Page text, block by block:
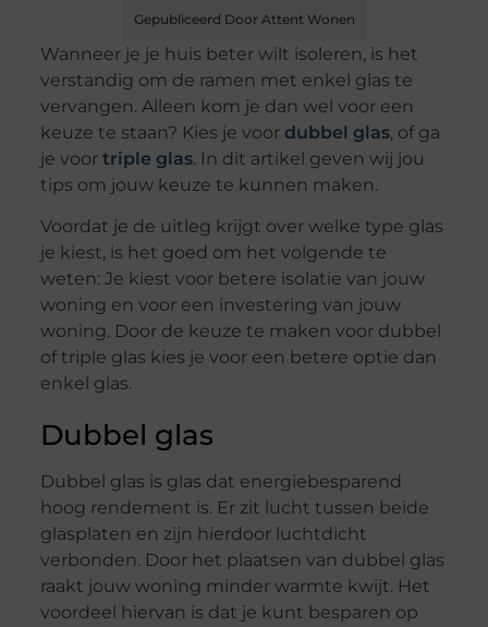
Gepubliceerd Door Attent Wonen
Wanneer je je huis beter wilt isoleren, is het
verstandig om de ramen met enkel glas te
vervangen. Alleen kom je dan wel voor een
keuze te staan? Kies je voor dubbel glas, of ga
je voor triple glas. In dit artikel geven wij jou
tips om jouw keuze te kunnen maken.
Voordat je de uitleg krijgt over welke type glas
je kiest, is het goed om het volgende te
weten: Je kiest voor betere isolatie van jouw
woning en voor een investering van jouw
woning. Door de keuze te maken voor dubbel
of triple glas kies je voor een betere optie dan
enkel glas.
Dubbel glas
Dubbel glas is glas dat energiebesparend
hoog rendement is. Er zit lucht tussen beide
glasplaten en zijn hierdoor luchtdicht
verbonden. Door het plaatsen van dubbel glas
raakt jouw woning minder warmte kwijt. Het
voordeel hiervan is dat je kunt besparen op